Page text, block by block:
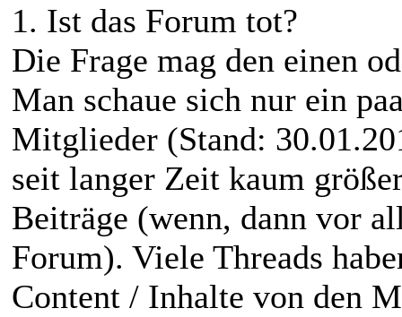
1. Ist das Forum tot?
Die Frage mag den einen
Man schaue sich nur ein
Mitglieder (Stand:
seit langer Zeit kaum
Beiträge (wenn, dann vor
Forum). Viele Threads
Content / Inhalte von den